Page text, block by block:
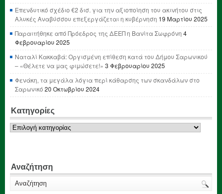
Επενδυτικό σχέδιο €2 δισ. για την αξιοποίηση του ακινήτου στις
Αλυκές Αναβύσσου επεξεργάζεται η κυβέρνηση 19 Μαρτίου 2025
Παραιτήθηκε από Πρόεδρος της ΔΕΕΠ η Βανίτα Σωφρόνη 4
Φεβρουαρίου 2025
Ναταλί Κακκαβά: Οργισμένη επίθεση κατά του Δήμου Σαρωνικού
– «Θέλετε να μας φιμώσετε!» 3 Φεβρουαρίου 2025
Φενάκη, τα μεγάλα λόγια περί κάθαρσης των σκανδάλων στο
Σαρωνικό 20 Οκτωβρίου 2024
Κατηγορίες
Κατηγορίες
Αναζήτηση